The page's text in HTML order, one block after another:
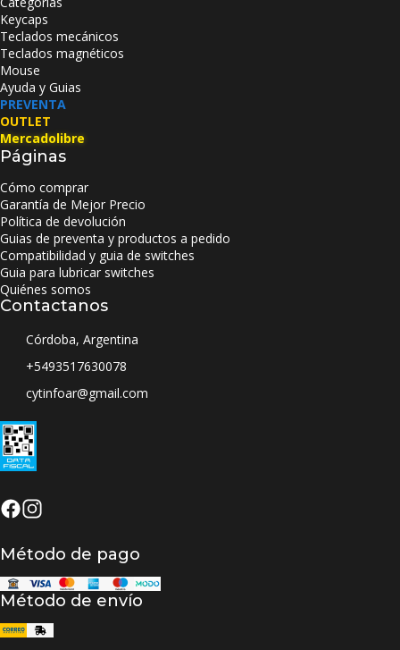
Keycaps
Teclados mecánicos
Teclados magnéticos
Mouse
Ayuda y Guias
PREVENTA
OUTLET
Mercadolibre
Páginas
Cómo comprar
Garantía de Mejor Precio
Política de devolución
Guias de preventa y productos a pedido
Compatibilidad y guia de switches
Guia para lubricar switches
Quiénes somos
Contactanos
Córdoba, Argentina
+5493517630078
cytinfoar@gmail.com
Método de pago
Método de envío